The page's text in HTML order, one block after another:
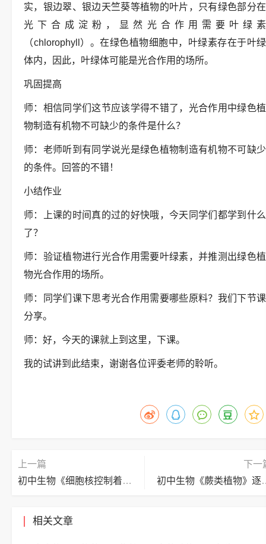
实，银边翠、银边天竺葵等植物的叶片，只有绿色部分在
光下合成淀粉，显然光合作用需要叶绿素
（chlorophyll）。在绿色植物细胞中，叶绿素存在于叶绿
体内，因此，叶绿体可能是光合作用的场所。
巩固提高
师：相信同学们这节应该学得不错了，光合作用中绿色植
物制造有机物不可缺少的条件是什么？
师：老师听到有同学说光是绿色植物制造有机物不可缺少
的条件。回答的不错！
小结作业
师：上课的时间真的过的好快哦，今天同学们都学到什么
了？
师：验证植物进行光合作用需要叶绿素，并推测出绿色植
物光合作用的场所。
师：同学们课下思考光合作用需要哪些原料？我们下节课
分享。
师：好，今天的课就上到这里，下课。
我的试讲到此结束，谢谢各位评委老师的聆听。
上一篇
初中生物《细胞核控制着细胞生命活动》逐字稿
下一
初中生
相关文章